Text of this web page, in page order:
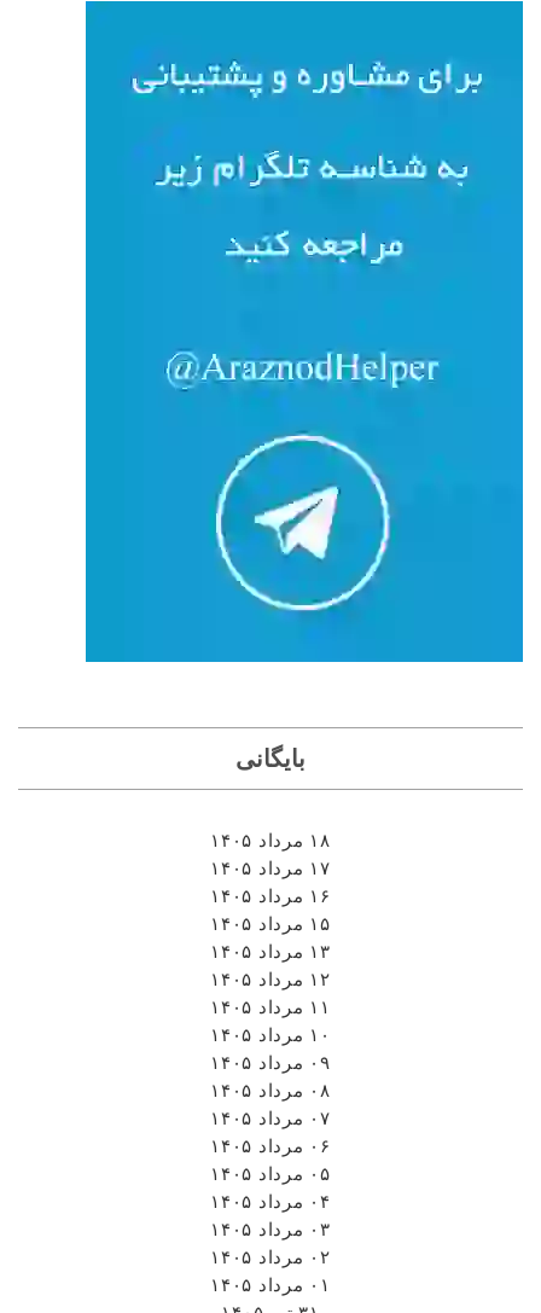
بایگانی
۱۸ مرداد ۱۴۰۵
۱۷ مرداد ۱۴۰۵
۱۶ مرداد ۱۴۰۵
۱۵ مرداد ۱۴۰۵
۱۳ مرداد ۱۴۰۵
۱۲ مرداد ۱۴۰۵
۱۱ مرداد ۱۴۰۵
۱۰ مرداد ۱۴۰۵
۰۹ مرداد ۱۴۰۵
۰۸ مرداد ۱۴۰۵
۰۷ مرداد ۱۴۰۵
۰۶ مرداد ۱۴۰۵
۰۵ مرداد ۱۴۰۵
۰۴ مرداد ۱۴۰۵
۰۳ مرداد ۱۴۰۵
۰۲ مرداد ۱۴۰۵
۰۱ مرداد ۱۴۰۵